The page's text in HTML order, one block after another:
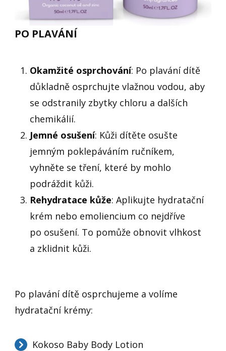
PO PLAVÁNÍ
Okamžité osprchování: Po plavání dítě
důkladně osprchujte vlažnou vodou, aby
se odstranily zbytky chloru a dalších
chemikálií.
Jemné osušení: Kůži dítěte osušte
jemným poklepáváním ručníkem,
vyhněte se tření, které by mohlo
podráždit kůži.
Rehydratace kůže: Aplikujte hydratační
krém nebo emoliencium co nejdříve
po osušení. To pomůže obnovit vlhkost
a zklidnit kůži.
Po plavání dítě osprchujeme a volíme
hydratační krémy:
Kokoso Baby Body Lotion